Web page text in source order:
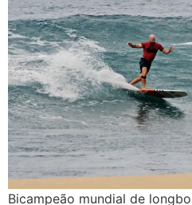
Bicampeão mundial de